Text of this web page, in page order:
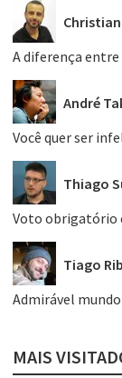
A diferença
André
Você quer ser
Thiago
Voto obrigatório
Tiago
Admirável
MAIS